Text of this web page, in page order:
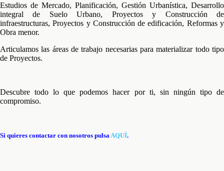
Estudios de Mercado, Planificación, Gestión Urbanística, Desarrollo
integral de Suelo Urbano, Proyectos y Construcción de
infraestructuras, Proyectos y Construcción de edificación, Reformas y
Obra menor.
Articulamos las áreas de trabajo necesarias para materializar todo tipo
de Proyectos.
Descubre todo lo que podemos hacer por ti, sin ningún tipo de
compromiso.
Si quieres contactar con nosotros pulsa AQUÍ.